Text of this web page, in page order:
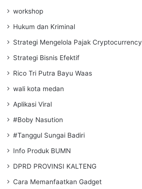
workshop
Hukum dan Kriminal
Strategi Mengelola Pajak Cryptocurrency
Strategi Bisnis Efektif
Rico Tri Putra Bayu Waas
wali kota medan
Aplikasi Viral
#Boby Nasution
#Tanggul Sungai Badiri
Info Produk BUMN
DPRD PROVINSI KALTENG
Cara Memanfaatkan Gadget